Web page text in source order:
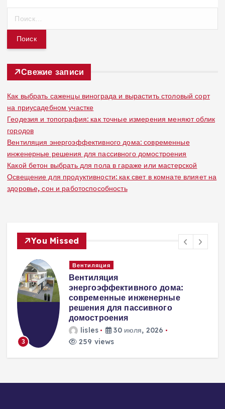
т
Свежие записи
Как выбрать саженцы винограда и вырастить столовый сорт
на приусадебном участке
Геодезия и топография: как точные измерения меняют облик
городов
Вентиляция энергоэффективного дома: современные
инженерные решения для пассивного домостроения
Какой бетон выбрать для пола в гараже или мастерской
Освещение для продуктивности: как свет в комнате влияет на
здоровье, сон и работоспособность
You Missed
3
Вентиляция
Вентиляция
энергоэффективного дома:
современные инженерные
решения для пассивного
домостроения
lisles
30 июля, 2026
259 views